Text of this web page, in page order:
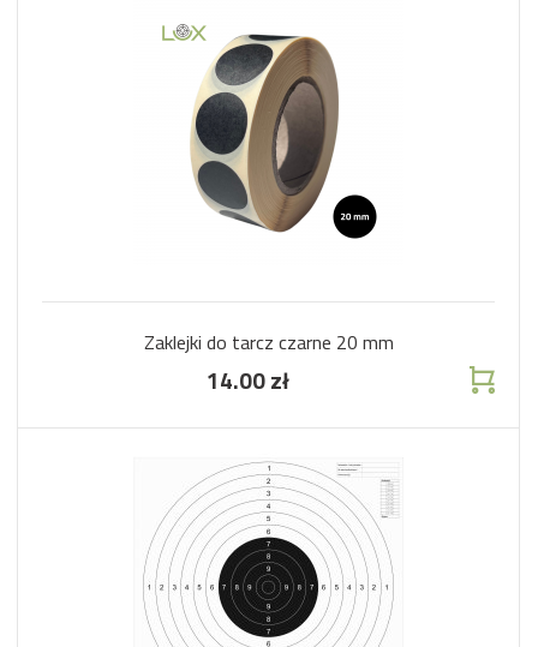
Zaklejki do tarcz czarne 20 mm
14.00 zł